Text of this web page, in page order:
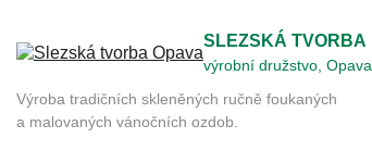
SLEZSKÁ TVORBA
výrobní družstvo, Opava
Výroba tradičních skleněných ručně foukaných
a malovaných vánočních ozdob.